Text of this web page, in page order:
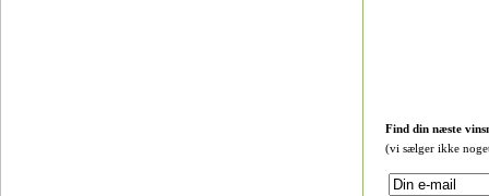
Find din næste
(vi sælger ikke